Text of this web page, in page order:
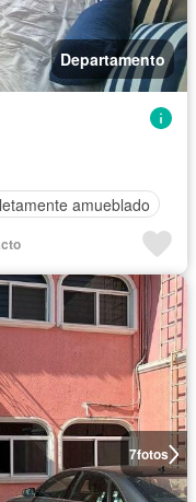
Departamento
amueblado
7fotos